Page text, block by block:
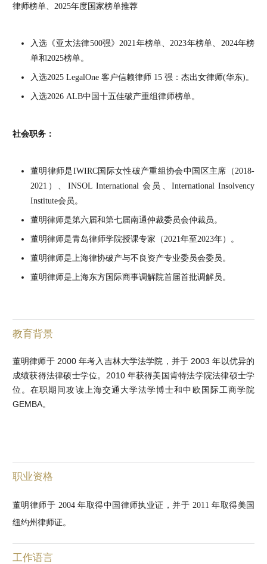
律师榜单、2025年度国家榜单推荐
入选《亚太法律500强》2021年榜单、2023年榜单、2024年榜
单和2025榜单。
入选2025 LegalOne 客户信赖律师 15 强：杰出女律师(华东)。
入选2026 ALB中国十五佳破产重组律师榜单。
社会职务：
董明律师是IWIRC国际女性破产重组协会中国区主席（2018-
2021）、INSOL International 会员、International Insolvency
Institute会员。
董明律师是第六届和第七届南通仲裁委员会仲裁员。
董明律师是青岛律师学院授课专家（2021年至2023年）。
董明律师是上海律协破产与不良资产专业委员会委员。
董明律师是上海东方国际商事调解院首届首批调解员。
教育背景
董明律师于 2000 年考入吉林大学法学院，并于 2003 年以优异的
成绩获得法律硕士学位。2010 年获得美国肯特法学院法律硕士学
位。在职期间攻读上海交通大学法学博士和中欧国际工商学院
GEMBA。
职业资格
董明律师于 2004 年取得中国律师执业证，并于 2011 年取得美国
纽约州律师证。
工作语言